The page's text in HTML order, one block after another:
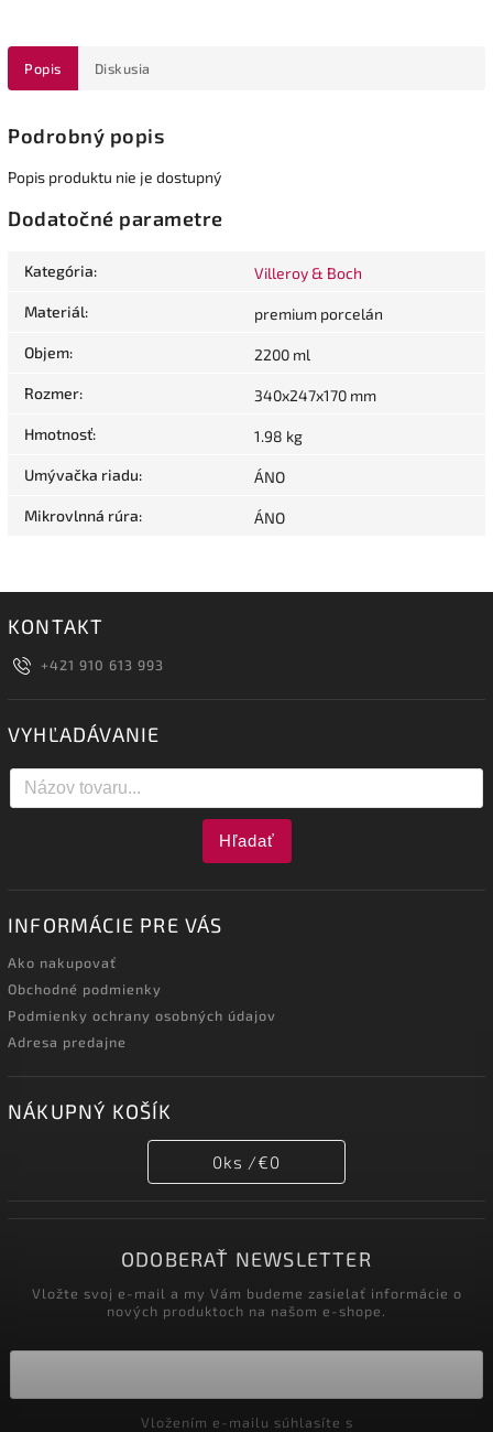
Popis Diskusia
Podrobný popis
Popis produktu nie je dostupný
Dodatočné parametre
Kategória: Villeroy & Boch
Materiál: premium porcelán
Objem: 2200 ml
Rozmer: 340x247x170 mm
Hmotnosť: 1.98 kg
Umývačka riadu: ÁNO
Mikrovlnná rúra: ÁNO
KONTAKT
+421 910 613 993
VYHĽADÁVANIE
Hľadať
INFORMÁCIE PRE VÁS
Ako nakupovať
Obchodné podmienky
Podmienky ochrany osobných údajov
Adresa predajne
NÁKUPNÝ KOŠÍK
0ks /€0
ODOBERAŤ NEWSLETTER
Vložte svoj e-mail a my Vám budeme zasielať informácie o
nových produktoch na našom e-shope.